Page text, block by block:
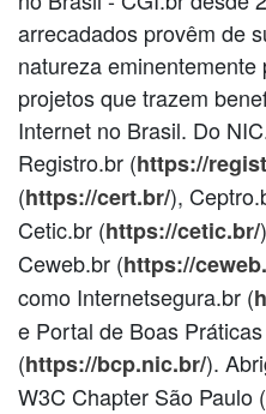
arrecadados provêm de
natureza
projetos que trazem
Internet no Brasil. Do
Registro.br (https://
(https://cert.br/),
Cetic.br (https://cetic.br/
Ceweb.br (https://
como Internetsegura.br (
e Portal de Boas
(https://bcp.nic.br/).
W3C Chapter São Paulo (